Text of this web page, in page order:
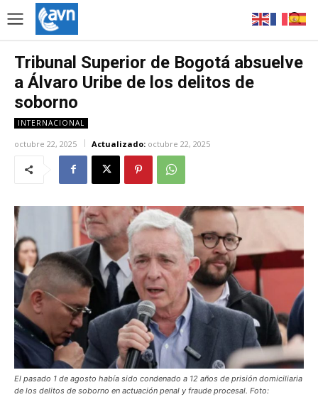
Tribunal Superior de Bogotá absuelve
a Álvaro Uribe de los delitos de
soborno
INTERNACIONAL
octubre 22, 2025 Actualizado: octubre 22, 2025
El pasado 1 de agosto había sido condenado a 12 años de prisión domiciliaria
de los delitos de soborno en actuación penal y fraude procesal. Foto: